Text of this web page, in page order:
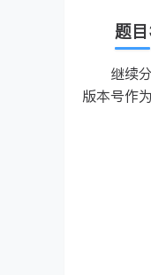
题目
继续
版本号作